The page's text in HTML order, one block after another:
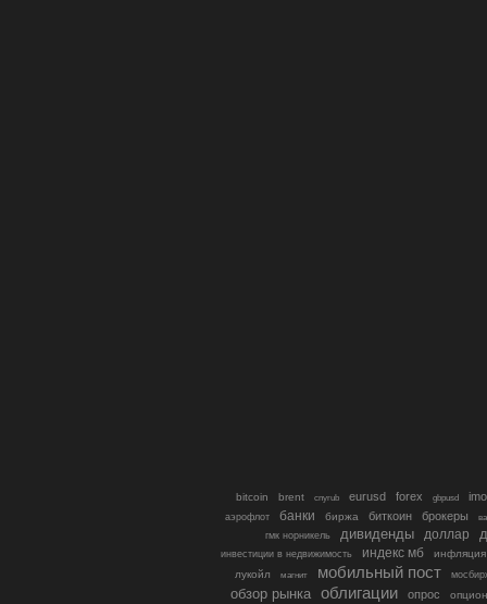
bitcoin brent cnyrub eurusd forex gbpusd
аэрофлот банки биржа биткоин брокеры
гмк норникель
дивиденды доллар
инвестиции в недвижимость индекс мб
инфляция
лукойл
магнит мобильный пост
обзор рынка облигации опрос